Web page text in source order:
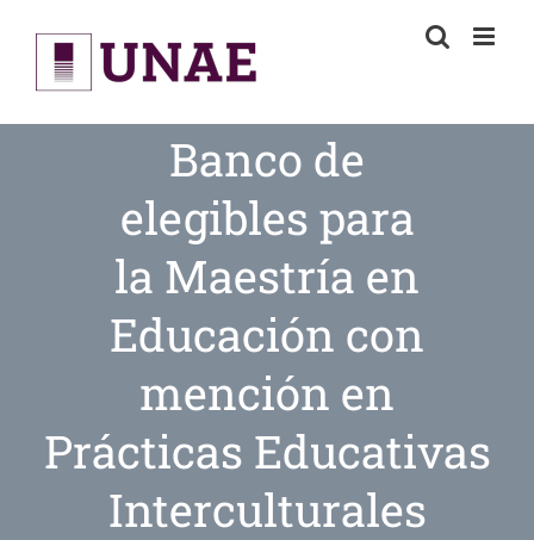
content
Banco de
elegibles para
la Maestría en
Educación con
mención en
Prácticas Educativas
Interculturales